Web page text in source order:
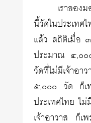
เราลอง
นี้วัดในประเ
แล้ว สถิติเมื่อ
ประมาณ ๔,๐๐
วัดที่ไม่มีเจ้าอ
๕,๐๐๐ วัด ก็เ
ประเทศไทย ไม่
เจ้าอาวาส ก็เ